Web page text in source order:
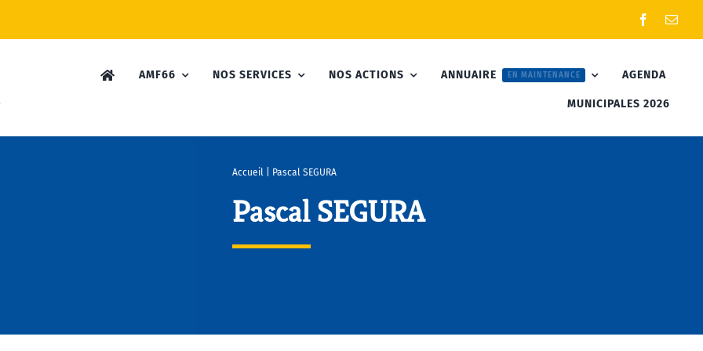
AMF66 NOS SERVICES NOS ACTIONS ANNUAIRE EN MAINTENANCE AGENDA
MUNICIPALES 2026
Accueil| Pascal SEGURA
Pascal SEGURA